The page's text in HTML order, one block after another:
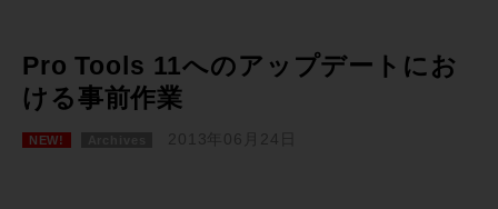
Pro Tools 11へのアップデートにお
ける事前作業
NEW! 2013年06月24日